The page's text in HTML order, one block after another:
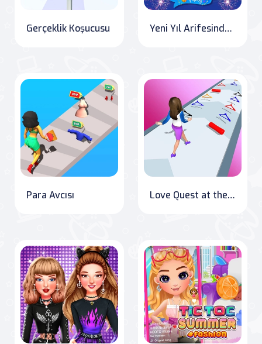
Gerçeklik Koşucusu Yeni Yıl Arifesinde Gezi Partisi
Para Avcısı Love Quest at the Pool: Get Lucky!